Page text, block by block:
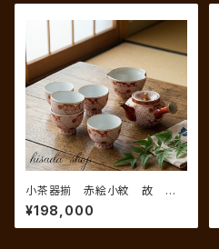
小茶器揃 赤絵小紋 故 西
野昭月
¥198,000